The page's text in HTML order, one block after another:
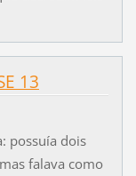
13
possuía dois
falava como